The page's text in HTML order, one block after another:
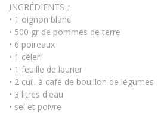
INGRÉDIENTS :
• 1 oignon blanc
• 500 gr de pommes de terre
• 6 poireaux
• 1 céleri
• 1 feuille de laurier
• 2 cuil. à café de bouillon de légumes
• 3 litres d'eau
• sel et poivre